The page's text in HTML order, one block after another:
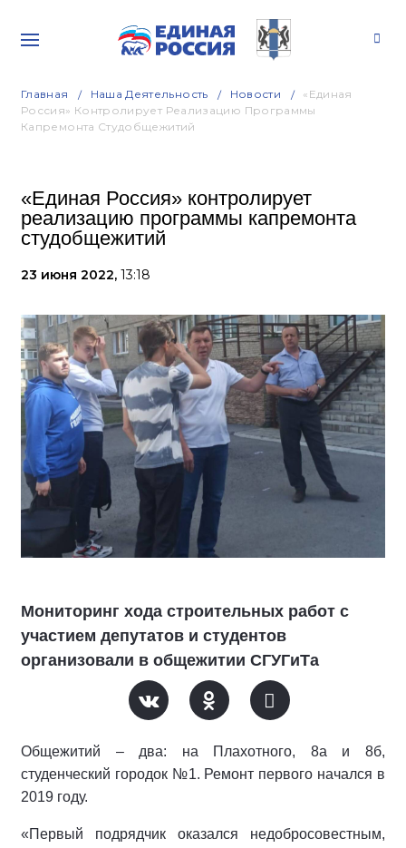
Главная Наша Деятельность Новости
«Единая
Россия» Контролирует Реализацию Программы
Капремонта Студобщежитий
«Единая Россия» контролирует
реализацию программы капремонта
студобщежитий
23 июня 2022, 13:18
Мониторинг хода строительных работ с
участием депутатов и студентов
организовали в общежитии СГУГиТа
Общежитий – два: на Плахотного, 8а и 8б,
студенческий городок №1. Ремонт первого начался в
2019 году.
«Первый подрядчик оказался недобросовестным,